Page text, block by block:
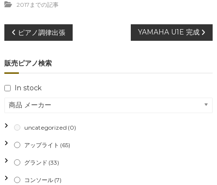
2017までの記事
投
稿
ナ
ビ
ゲ
ー
シ
ピアノ調律出張 YAMAHA U1E 完成
販売ピアノ検索
In stock
商品 メーカー
uncategorized (0)
アップライト (65)
グランド (33)
コンソール (7)